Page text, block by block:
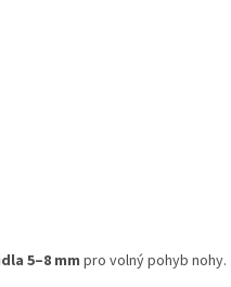
5–8 mmpro volný pohyb nohy.